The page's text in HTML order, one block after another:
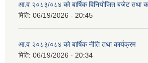
आ.व २०८३/०८४ को बार्षिक विनियोजित बजेट तथा
मिति: 06/19/2026 - 20:45
आ.व २०८३/०८४ को बार्षिक नीति तथा कार्यक्रम
मिति: 06/19/2026 - 20:34